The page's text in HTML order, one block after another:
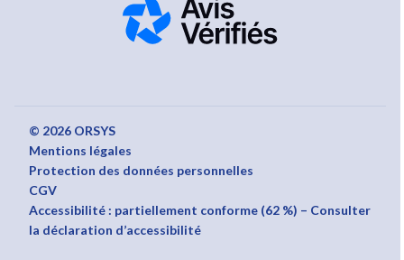
© 2026 ORSYS
Mentions légales
Protection des données personnelles
CGV
Accessibilité : partiellement conforme (62 %) – Consulter
la déclaration d’accessibilité